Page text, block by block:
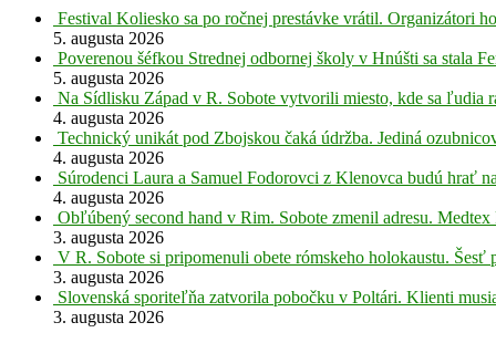
Festival Koliesko sa po ročnej prestávke vrátil. Organizátori
5. augusta 2026
Poverenou šéfkou Strednej odbornej školy v Hnúšti sa stala
5. augusta 2026
Na Sídlisku Západ v R. Sobote vytvorili miesto, kde sa
4. augusta 2026
Technický unikát pod Zbojskou čaká údržba. Jediná
4. augusta 2026
Súrodenci Laura a Samuel Fodorovci z Klenovca budú hrať
4. augusta 2026
Obľúbený second hand v Rim. Sobote zmenil adresu.
3. augusta 2026
V R. Sobote si pripomenuli obete rómskeho holokaustu.
3. augusta 2026
Slovenská sporiteľňa zatvorila pobočku v Poltári. Klienti
3. augusta 2026